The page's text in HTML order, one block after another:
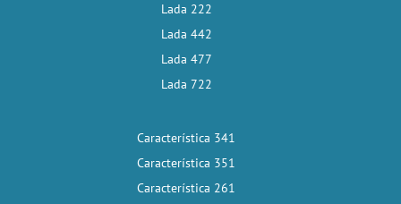
Lada 222
Lada 442
Lada 477
Lada 722
Característica 341
Característica 351
Característica 261